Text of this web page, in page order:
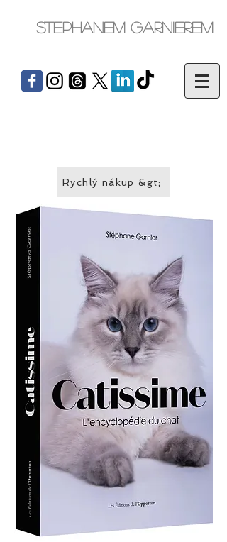
Stephanem Garnierem
Rychlý nákup &gt;